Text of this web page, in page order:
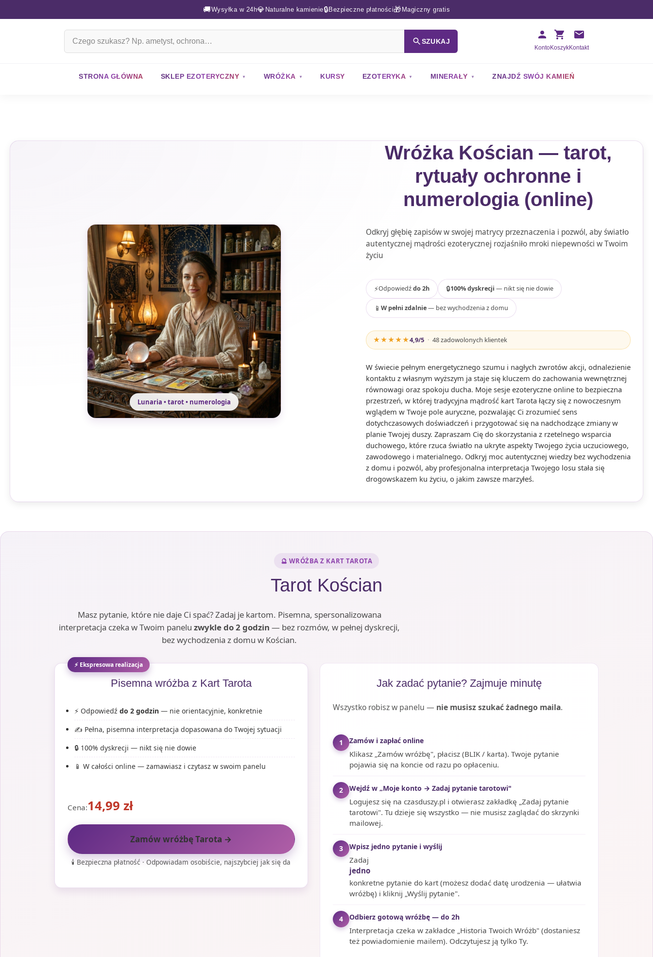
🚚Wysyłka w 24h💎 Naturalne kamienie🔒 Bezpieczne płatności🎁 Magiczny gratis
SZUKAJ
KontoKoszykKontakt
STRONA GŁÓWNA SKLEP EZOTERYCZNY WRÓŻKA KURSY EZOTERYKA MINERAŁY ZNAJDŹ SWÓJ KAMIEŃ
Lunaria • tarot • numerologia
Wróżka Kościan — tarot,
rytuały ochronne i
numerologia (online)
Odkryj głębię zapisów w swojej matrycy przeznaczenia i pozwól, aby światło
autentycznej mądrości ezoterycznej rozjaśniło mroki niepewności w Twoim
życiu
⚡Odpowiedźdo 2h 🔒100% dyskrecji — nikt się nie dowie
📱 W pełni zdalnie— bez wychodzenia z domu
★★★★★4,9/5 · 48zadowolonych klientek
W świecie pełnym energetycznego szumu i nagłych zwrotów akcji, odnalezienie
kontaktu z własnym wyższym ja staje się kluczem do zachowania wewnętrznej
równowagi oraz spokoju ducha. Moje sesje ezoteryczne online to bezpieczna
przestrzeń, w której tradycyjna mądrość kart Tarota łączy się z nowoczesnym
wglądem w Twoje pole auryczne, pozwalając Ci zrozumieć sens
dotychczasowych doświadczeń i przygotować się na nadchodzące zmiany w
planie Twojej duszy. Zapraszam Cię do skorzystania z rzetelnego wsparcia
duchowego, które rzuca światło na ukryte aspekty Twojego życia uczuciowego,
zawodowego i materialnego. Odkryj moc autentycznej wiedzy bez wychodzenia
z domu i pozwól, aby profesjonalna interpretacja Twojego losu stała się
drogowskazem ku życiu, o jakim zawsze marzyłeś.
🔮 WRÓŻBA Z KART TAROTA
Tarot Kościan
Masz pytanie, które nie daje Ci spać? Zadaj je kartom. Pisemna, spersonalizowana
interpretacja czeka w Twoim panelu zwykle do 2 godzin — bez rozmów, w pełnej dyskrecji,
bez wychodzenia z domu w Kościan.
⚡ Ekspresowa realizacja
Pisemna wróżba z Kart Tarota
⚡ Odpowiedź do 2 godzin — nie orientacyjnie, konkretnie
✍️ Pełna, pisemna interpretacja dopasowana do Twojej sytuacji
🔒 100% dyskrecji — nikt się nie dowie
📱 W całości online — zamawiasz i czytasz w swoim panelu
Cena:14,99 zł
Zamów wróżbę Tarota →
🕯️ Bezpieczna płatność · Odpowiadam osobiście, najszybciej jak się da
Jak zadać pytanie? Zajmuje minutę
Wszystko robisz w panelu — nie musisz szukać żadnego maila.
1 Zamów i zapłać online
Klikasz „Zamów wróżbę", płacisz (BLIK / karta). Twoje pytanie
pojawia się na koncie od razu po opłaceniu.
2 Wejdź w „Moje konto → Zadaj pytanie tarotowi"
Logujesz się na czasduszy.pl i otwierasz zakładkę „Zadaj pytanie
tarotowi". Tu dzieje się wszystko — nie musisz zaglądać do skrzynki
mailowej.
3 Wpisz jedno pytanie i wyślij
Zadaj
jedno
konkretne pytanie do kart (możesz dodać datę urodzenia — ułatwia
wróżbę) i kliknij „Wyślij pytanie".
4 Odbierz gotową wróżbę — do 2h
Interpretacja czeka w zakładce „Historia Twoich Wróżb" (dostaniesz
też powiadomienie mailem). Odczytujesz ją tylko Ty.